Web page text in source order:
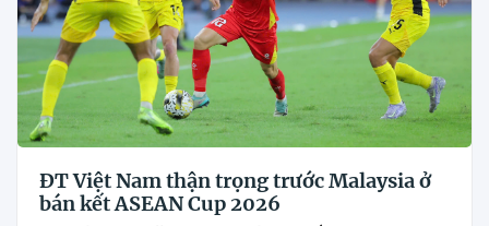
ĐT Việt Nam thận trọng trước Malaysia ở
bán kết ASEAN Cup 2026